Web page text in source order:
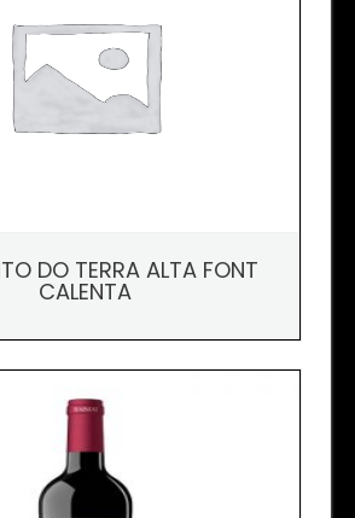
DO TERRA ALTA FONT
CALENTA